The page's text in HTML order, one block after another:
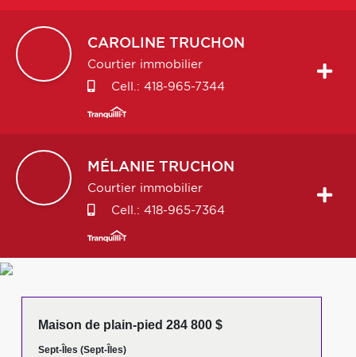
CAROLINE TRUCHON
Courtier immobilier
Cell.: 418-965-7344
MÉLANIE TRUCHON
Courtier immobilier
Cell.: 418-965-7364
Maison de plain-pied 284 800 $
Sept-Îles (Sept-Îles)